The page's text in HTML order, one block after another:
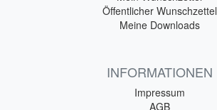
Öffentlicher Wunschzettel
Meine Downloads
INFORMATIONEN
Impressum
AGB